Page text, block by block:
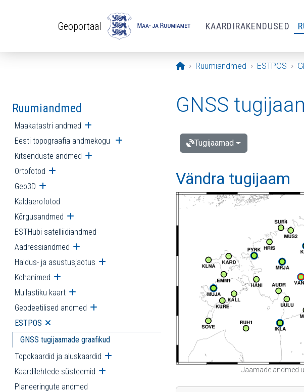
Geoportaal KAARDIRAKENDUSED
Avaleht
Ruumiandmed ESTPOS
Ruumiandmed
Maakatastri andmed Ava alammenüü
Eesti topograafia andmekogu Ava alammenüü
Kitsenduste andmed Ava alammenüü
Ortofotod Ava alammenüü
Geo3D Ava alammenüü
Kaldaerofotod
Kõrgusandmed Ava alammenüü
ESTHubi satelliidiandmed
Aadressiandmed Ava alammenüü
Haldus- ja asustusjaotus Ava alammenüü
Kohanimed Ava alammenüü
Mullastiku kaart Ava alammenüü
Geodeetilised andmed Ava alammenüü
ESTPOS Ava alammenüü
GNSS tugijaamade graafikud
Topokaardid ja aluskaardid Ava alammenüü
Kaardilehtede süsteemid Ava alammenüü
Planeeringute andmed
GNSS
Tugijaamad
Vändra tugijaam
Jaamade andmed